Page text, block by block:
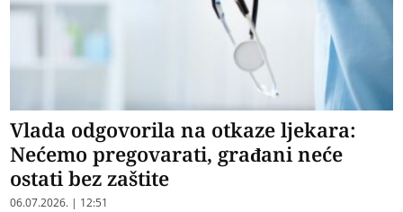
Vlada odgovorila na otkaze ljekara:
Nećemo pregovarati, građani neće
ostati bez zaštite
06.07.2026. | 12:51